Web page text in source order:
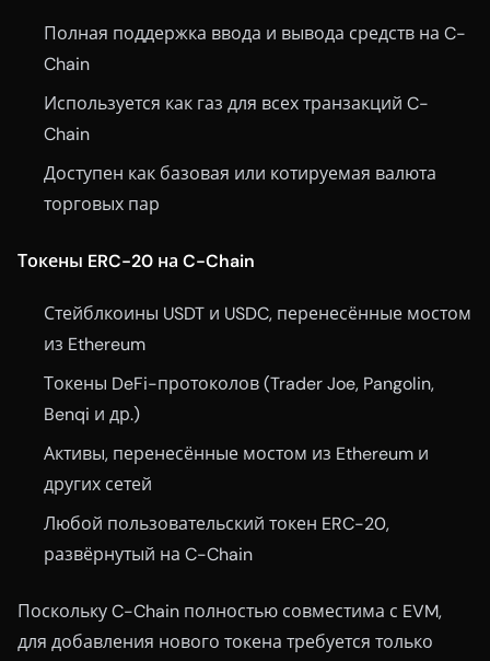
Полная поддержка ввода и вывода средств на C-
Chain
Используется как газ для всех транзакций C-
Chain
Доступен как базовая или котируемая валюта
торговых пар
Токены ERC-20 на C-Chain
Стейблкоины USDT и USDC, перенесённые мостом
из Ethereum
Токены DeFi-протоколов (Trader Joe, Pangolin,
Benqi и др.)
Активы, перенесённые мостом из Ethereum и
других сетей
Любой пользовательский токен ERC-20,
развёрнутый на C-Chain
Поскольку C-Chain полностью совместима с EVM,
для добавления нового токена требуется только